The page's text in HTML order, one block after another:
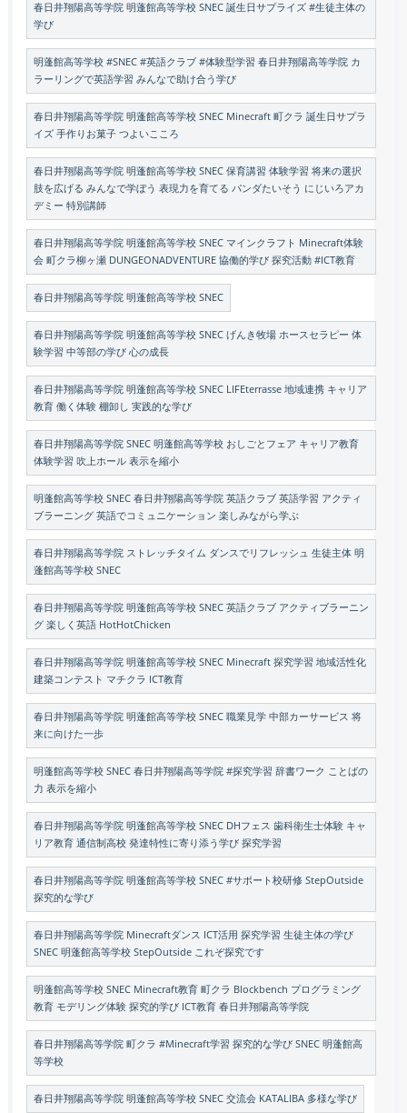
春日井翔陽高等学院 明蓬館高等学校 SNEC 誕生日サプライズ #生徒主体の
学び
明蓬館高等学校 #SNEC #英語クラブ #体験型学習 春日井翔陽高等学院 カ
ラーリングで英語学習 みんなで助け合う学び
春日井翔陽高等学院 明蓬館高等学校 SNEC Minecraft 町クラ 誕生日サプラ
イズ 手作りお菓子 つよいこころ
春日井翔陽高等学院 明蓬館高等学校 SNEC 保育講習 体験学習 将来の選択
肢を広げる みんなで学ぼう 表現力を育てる パンダたいそう にじいろアカ
デミー 特別講師
春日井翔陽高等学院 明蓬館高等学校 SNEC マインクラフト Minecraft体験
会 町クラ柳ヶ瀬 DUNGEONADVENTURE 協働的学び 探究活動 #ICT教育
春日井翔陽高等学院 明蓬館高等学校 SNEC
春日井翔陽高等学院 明蓬館高等学校 SNEC げんき牧場 ホースセラピー 体
験学習 中等部の学び 心の成長
春日井翔陽高等学院 明蓬館高等学校 SNEC LIFEterrasse 地域連携 キャリア
教育 働く体験 棚卸し 実践的な学び
春日井翔陽高等学院 SNEC 明蓬館高等学校 おしごとフェア キャリア教育
体験学習 吹上ホール 表示を縮小
明蓬館高等学校 SNEC 春日井翔陽高等学院 英語クラブ 英語学習 アクティ
ブラーニング 英語でコミュニケーション 楽しみながら学ぶ
春日井翔陽高等学院 ストレッチタイム ダンスでリフレッシュ 生徒主体 明
蓬館高等学校 SNEC
春日井翔陽高等学院 明蓬館高等学校 SNEC 英語クラブ アクティブラーニン
グ 楽しく英語 HotHotChicken
春日井翔陽高等学院 明蓬館高等学校 SNEC Minecraft 探究学習 地域活性化
建築コンテスト マチクラ ICT教育
春日井翔陽高等学院 明蓬館高等学校 SNEC 職業見学 中部カーサービス 将
来に向けた一歩
明蓬館高等学校 SNEC 春日井翔陽高等学院 #探究学習 辞書ワーク ことばの
力 表示を縮小
春日井翔陽高等学院 明蓬館高等学校 SNEC DHフェス 歯科衛生士体験 キャ
リア教育 通信制高校 発達特性に寄り添う学び 探究学習
春日井翔陽高等学院 明蓬館高等学校 SNEC #サポート校研修 StepOutside
探究的な学び
春日井翔陽高等学院 Minecraftダンス ICT活用 探究学習 生徒主体の学び
SNEC 明蓬館高等学校 StepOutside これぞ探究です
明蓬館高等学校 SNEC Minecraft教育 町クラ Blockbench プログラミング
教育 モデリング体験 探究的学び ICT教育 春日井翔陽高等学院
春日井翔陽高等学院 町クラ #Minecraft学習 探究的な学び SNEC 明蓬館高
等学校
春日井翔陽高等学院 明蓬館高等学校 SNEC 交流会 KATALIBA 多様な学び